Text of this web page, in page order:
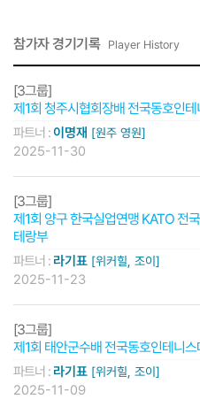
참가자 경기기록 Player History
[3그룹]
제1회 청주시협회장배 전국동호인
파트너 :이명재 [원주 영원]
2025-11-30
[3그룹]
제1회 양구 한국실업연맹 KATO 전
테랑부
파트너 : 라기표 [위커힐, 조이]
2025-11-23
[3그룹]
제1회 태안군수배 전국동호인테니
파트너 : 라기표 [위커힐, 조이]
2025-11-09